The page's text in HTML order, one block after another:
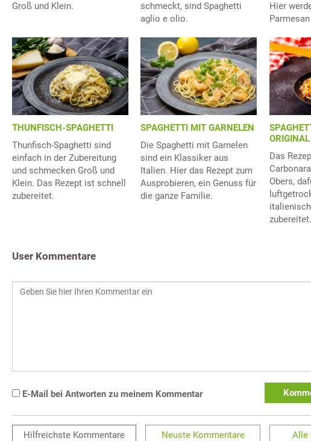
Groß und Klein.
schmeckt, sind Spaghetti
aglio e olio.
Hier
THUNFISCH-SPAGHETTI
Thunfisch-Spaghetti sind
einfach in der Zubereitung
und schmecken Groß und
Klein. Das Rezept ist schnell
zubereitet.
SPAGHETTI MIT GARNELEN
Die Spaghetti mit Garnelen
sind ein Klassiker aus
Italien. Hier das Rezept zum
Ausprobieren, ein Genuss für
die ganze Familie.
ORIGINAL
Das
Obers,
zubereitet.
User Kommentare
E-Mail bei Antworten zu meinem Kommentar
Hilfreichste Kommentare Neuste Kommentare Alle